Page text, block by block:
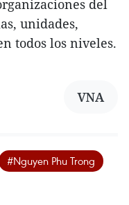
del
unidades,
todos los niveles.
VNA
#Nguyen Phu Trong